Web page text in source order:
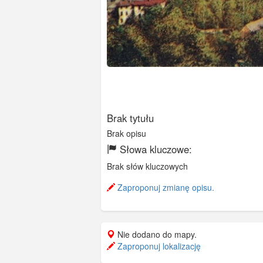
Brak tytułu
Brak opisu
Słowa kluczowe:
Brak słów kluczowych
Zaproponuj zmianę opisu.
Nie dodano do mapy.
Zaproponuj lokalizację